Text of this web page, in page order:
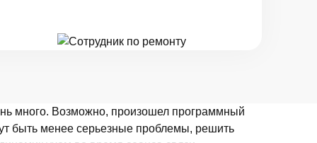
много. Возможно, произошел программный
быть менее серьезные проблемы, решить